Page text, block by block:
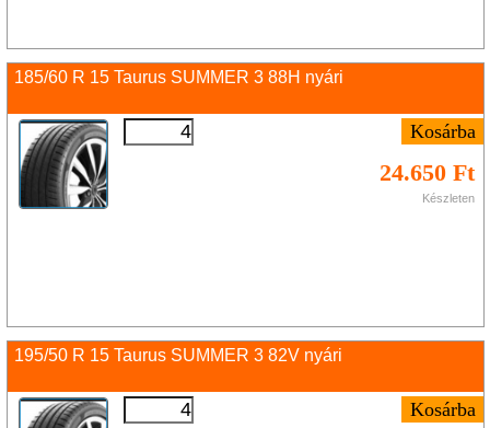
185/60 R 15 Taurus SUMMER 3 88H nyári
24.650 Ft
Készleten
195/50 R 15 Taurus SUMMER 3 82V nyári